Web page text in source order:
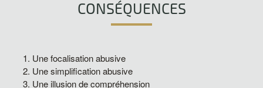
CONSÉQUENCES
Une focalisation abusive
Une simplification abusive
Une illusion de compréhension